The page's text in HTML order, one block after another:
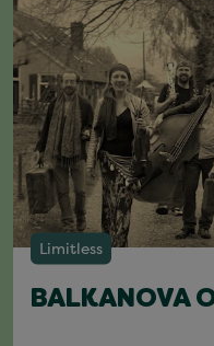
Limitless
BALKANOVA